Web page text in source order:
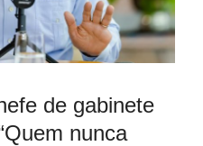
de gabinete
nunca